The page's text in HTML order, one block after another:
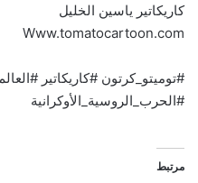
كاريكاتير ياسين الخليل
Www.tomatocartoon.com
#توميتو_كرتون #كاريكاتير
#الحرب_الروسية_الأوكرانية
مرتبط